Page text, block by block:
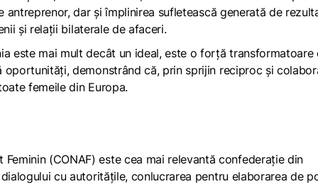
dar și împlinirea sufletească generată de
și relații bilaterale de afaceri.
este mai mult decât un ideal, este o forță transformatoare
demonstrând că, prin sprijin reciproc și
femeile din Europa.
(CONAF) este cea mai relevantă confederație din
cu autoritățile, conlucrarea pentru elaborarea de